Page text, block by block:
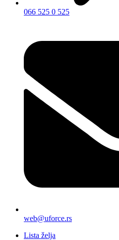
066 525 0 525
web@uforce.rs
Lista želja